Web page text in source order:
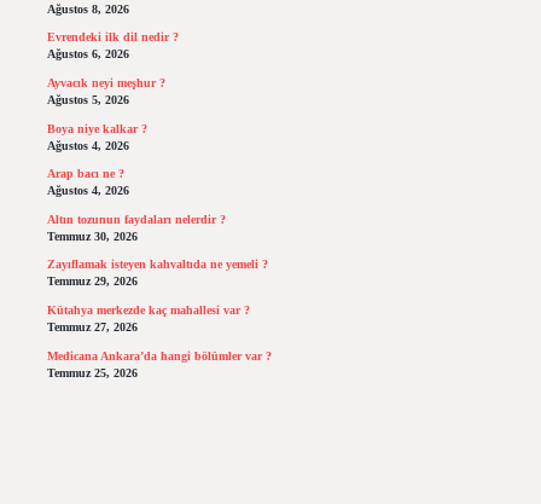
Ağustos 8, 2026
Evrendeki ilk dil nedir ?
Ağustos 6, 2026
Ayvacık neyi meşhur ?
Ağustos 5, 2026
Boya niye kalkar ?
Ağustos 4, 2026
Arap bacı ne ?
Ağustos 4, 2026
Altın tozunun faydaları nelerdir ?
Temmuz 30, 2026
Zayıflamak isteyen kahvaltıda ne yemeli ?
Temmuz 29, 2026
Kütahya merkezde kaç mahallesi var ?
Temmuz 27, 2026
Medicana Ankara’da hangi bölümler var ?
Temmuz 25, 2026